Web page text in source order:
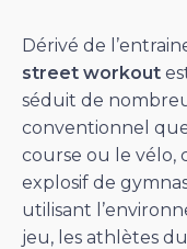
Dérivé de
street workout
séduit de
conventionnel
course ou le vélo,
explosif de
utilisant
jeu, les athlètes